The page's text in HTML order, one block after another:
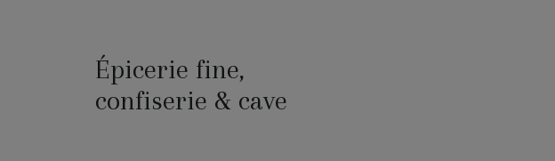
Épicerie fine,
confiserie & cave